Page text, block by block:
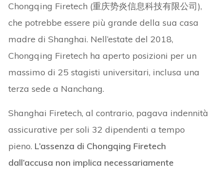
Chongqing Firetech (重庆势炎信息科技有限公司),
che potrebbe essere più grande della sua casa
madre di Shanghai. Nell’estate del 2018,
Chongqing Firetech ha aperto posizioni per un
massimo di 25 stagisti universitari, inclusa una
terza sede a Nanchang.
Shanghai Firetech, al contrario, pagava indennità
assicurative per soli 32 dipendenti a tempo
pieno. L’assenza di Chongqing Firetech
dall’accusa non implica necessariamente